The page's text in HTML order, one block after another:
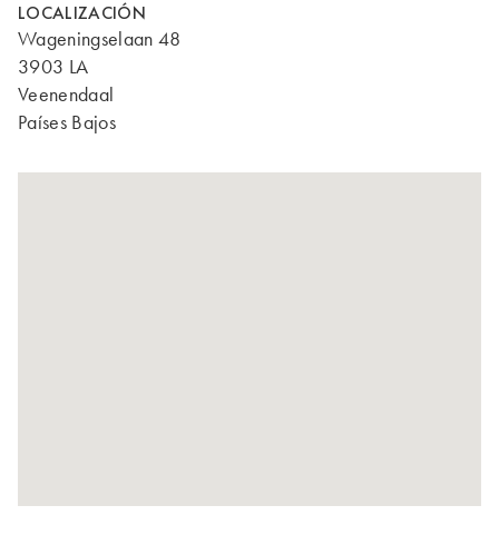
LOCALIZACIÓN
Wageningselaan 48
3903 LA
Veenendaal
Países Bajos